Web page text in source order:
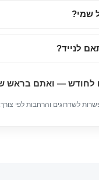
שמי?
לנייד?
לשדרוגים והרחבות לפי צורך.